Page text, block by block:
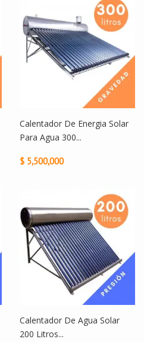
Calentador De Energia Solar
Para Agua 300...
$ 5,500,000
Calentador De Agua Solar
200 Litros...